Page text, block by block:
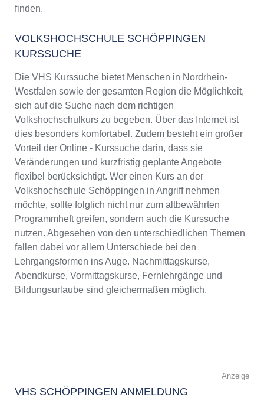
finden.
VOLKSHOCHSCHULE SCHÖPPINGEN
KURSSUCHE
Die VHS Kurssuche bietet Menschen in Nordrhein-
Westfalen sowie der gesamten Region die Möglichkeit,
sich auf die Suche nach dem richtigen
Volkshochschulkurs zu begeben. Über das Internet ist
dies besonders komfortabel. Zudem besteht ein großer
Vorteil der Online - Kurssuche darin, dass sie
Veränderungen und kurzfristig geplante Angebote
flexibel berücksichtigt. Wer einen Kurs an der
Volkshochschule Schöppingen in Angriff nehmen
möchte, sollte folglich nicht nur zum altbewährten
Programmheft greifen, sondern auch die Kurssuche
nutzen. Abgesehen von den unterschiedlichen Themen
fallen dabei vor allem Unterschiede bei den
Lehrgangsformen ins Auge. Nachmittagskurse,
Abendkurse, Vormittagskurse, Fernlehrgänge und
Bildungsurlaube sind gleichermaßen möglich.
Anzeige
VHS SCHÖPPINGEN ANMELDUNG